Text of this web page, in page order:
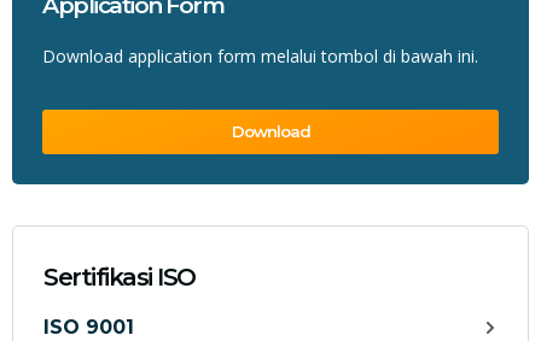
Download application form melalui tombol di bawah ini.
Download
Sertifikasi ISO
ISO 9001